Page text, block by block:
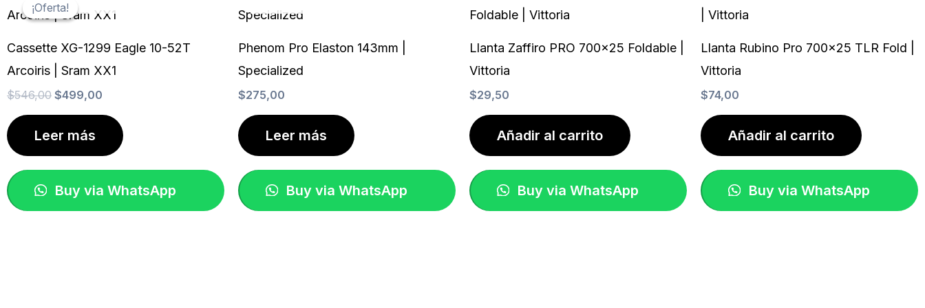
o
r
m
p
e
s
-
c
l
u
b
x
¡Oferta!
¡Oferta!
Cassette XG-1299 Eagle 10-52T
Arcoiris | Sram XX1
$546,00
original
$546,00.
$499,00
actual
$499,00.
Leer más
Buy via WhatsApp
Phenom Pro Elaston 143mm |
Specialized
$275,00
Leer más
Buy via WhatsApp
Llanta Zaffiro PRO 700×25 Foldable |
Vittoria
$29,50
Añadir al carrito
Buy via WhatsApp
Llanta Rubino Pro 700×25 TLR Fold |
Vittoria
$74,00
Añadir al carrito
Buy via WhatsApp